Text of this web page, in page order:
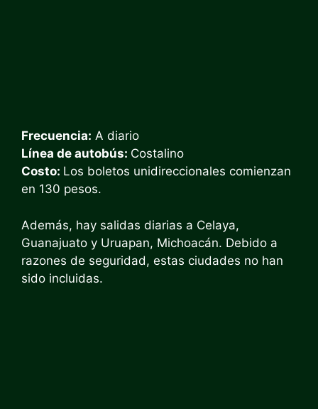
Frecuencia: A diario
Línea de autobús: Costalino
Costo: Los boletos unidireccionales comienzan
en 130 pesos.
Además, hay salidas diarias a Celaya,
Guanajuato y Uruapan, Michoacán. Debido a
razones de seguridad, estas ciudades no han
sido incluidas.